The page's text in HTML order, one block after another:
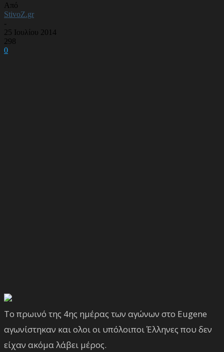
Από
StivoZ.gr
-
25 Ιουλίου 2014
298
0
Το πρωινό της 4ης ημέρας των αγώνων στο Eugene
αγωνίστηκαν και ολοι οι υπόλοιποι Έλληνες που δεν
είχαν ακόμα λάβει μέρος.